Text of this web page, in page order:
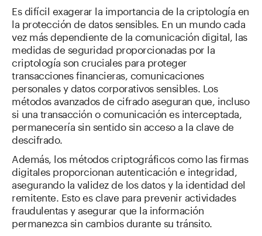
Es difícil exagerar la importancia de la criptología en
la protección de datos sensibles. En un mundo cada
vez más dependiente de la comunicación digital, las
medidas de seguridad proporcionadas por la
criptología son cruciales para proteger
transacciones financieras, comunicaciones
personales y datos corporativos sensibles. Los
métodos avanzados de cifrado aseguran que, incluso
si una transacción o comunicación es interceptada,
permanecería sin sentido sin acceso a la clave de
descifrado.
Además, los métodos criptográficos como las firmas
digitales proporcionan autenticación e integridad,
asegurando la validez de los datos y la identidad del
remitente. Esto es clave para prevenir actividades
fraudulentas y asegurar que la información
permanezca sin cambios durante su tránsito.